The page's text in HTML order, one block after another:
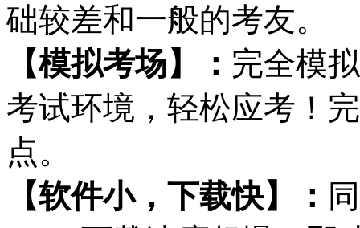
础较差和一般的考友。
【模拟考场】： 完全模
考试环境，轻松应考！
点。
【软件小，下载快】：